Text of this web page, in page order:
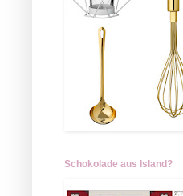
Schokolade aus Island?